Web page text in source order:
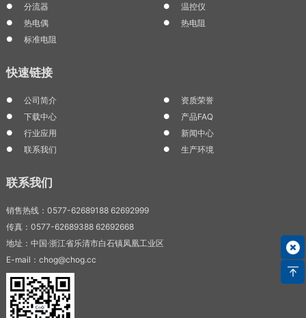
分流器
温控仪
热电偶
热电阻
标准电阻
快速链接
公司简介
资质荣誉
下载中心
产品FAQ
行业应用
新闻中心
联系我们
生产环境
联系我们
销售热线：0577-62689188 62692999
传真：0577-62689388 62692668
地址：中国·浙江省乐清市白石镇凤凰工业区
E-mail：chog@chog.cc